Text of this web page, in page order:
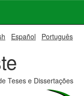
Español Português
Teses e Dissertações